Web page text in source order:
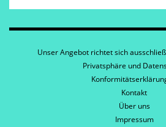
Unser Angebot richtet sich
Privatsphäre und
Kontakt
Über uns
Impressum